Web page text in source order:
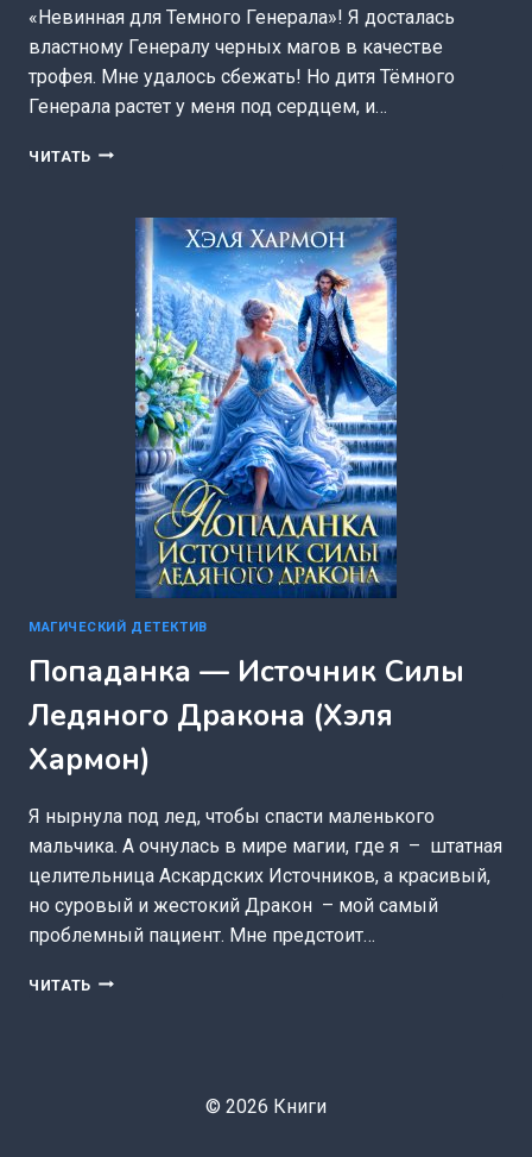
«Невинная для Темного Генерала»! Я досталась
властному Генералу черных магов в качестве
трофея. Мне удалось сбежать! Но дитя Тёмного
Генерала растет у меня под сердцем, и…
ЧИТАТЬ СБЕЖАТЬ
ГЕНЕРАЛА
(ХЭЛЯ
ХАРМОН)
МАГИЧЕСКИЙ ДЕТЕКТИВ
Попаданка — Источник Силы
Ледяного Дракона (Хэля
Хармон)
Я нырнула под лед, чтобы спасти маленького
мальчика. А очнулась в мире магии, где я – штатная
целительница Аскардских Источников, а красивый,
но суровый и жестокий Дракон – мой самый
проблемный пациент. Мне предстоит…
ЧИТАТЬ ПОПАДАНКА
© 2026 Книги